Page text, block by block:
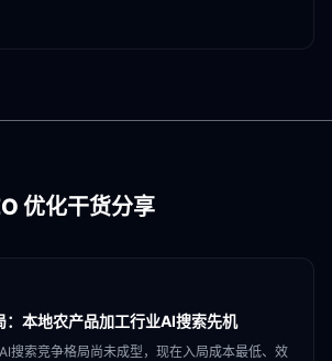
优化干货分享
：本地农产品加工行业AI搜索先机
搜索竞争格局尚未成型，现在入局成本最低、效